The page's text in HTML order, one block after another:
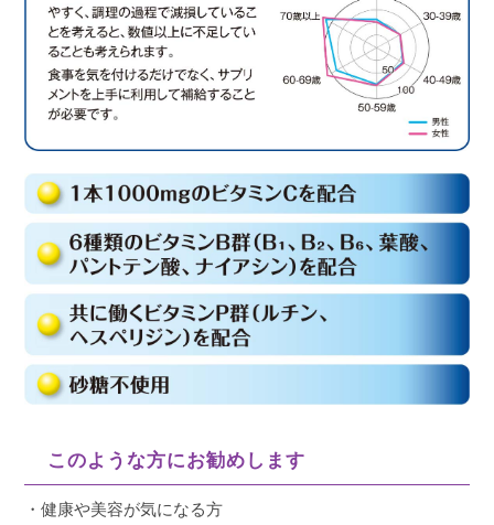
このような方にお勧めします
・健康や美容が気になる方